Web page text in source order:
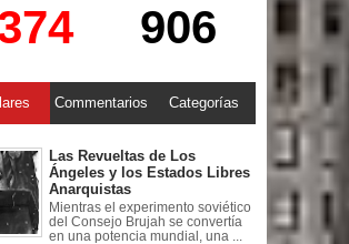
906
Commentarios Categorías
Las Revueltas de Los
Ángeles y los Estados Libres
Anarquistas
Mientras el experimento soviético
del Consejo Brujah se convertía
en una potencia mundial, una ...